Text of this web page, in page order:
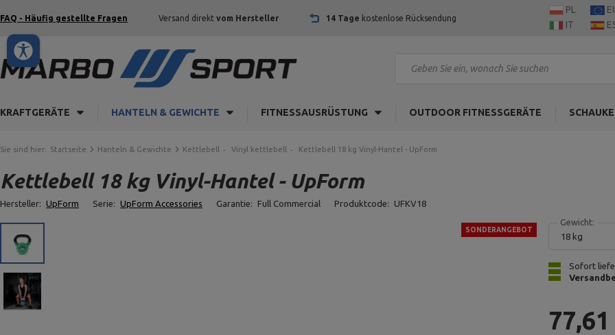
FAQ - Häufig gestellte Fragen Versand direkt vom Hersteller 14 Tage kostenlose Rücksendung
PL
IT
KRAFTGERÄTE HANTELN & GEWICHTE FITNESSAUSRÜSTUNG OUTDOOR FITNESSGERÄTE
Sie sind hier: Startseite Hanteln & Gewichte Kettlebell Vinyl kettlebell Kettlebell 18 kg Vinyl-Hantel - UpForm
Kettlebell 18 kg Vinyl-Hantel - UpForm
Hersteller: UpForm Serie: UpForm Accessories Garantie: Full Commercial Produktcode: UFKV18
SONDERANGEBOT
Gewicht:
18 kg
Sofort